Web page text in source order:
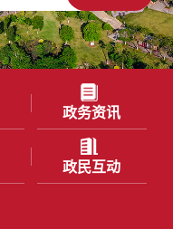
政务资讯
政民互动